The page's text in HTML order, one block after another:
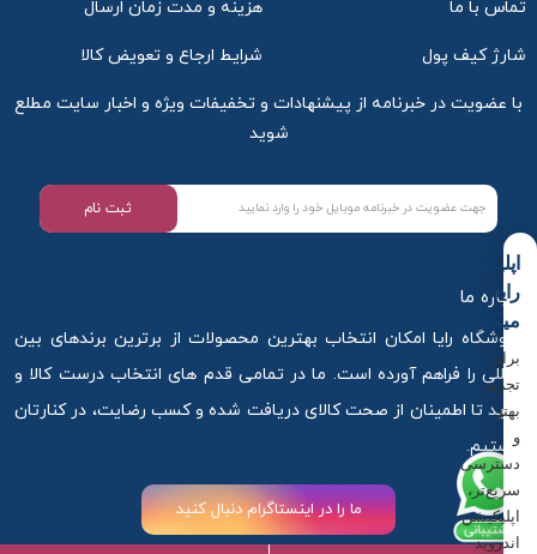
تماس با ما هزینه و مدت زمان ارسال
شارژ کیف پول شرایط ارجاع و تعویض کالا
با عضویت در خبرنامه از پیشنهادات و تخفیفات ویژه و اخبار سایت مطلع
شوید
ثبت نام
درباره ما
فروشگاه رایا امکان انتخاب بهترین محصولات از برترین برندهای بین
المللی را فراهم آورده است. ما در تمامی قدم های انتخاب درست کالا و
خرید تا اطمینان از صحت کالای دریافت شده و کسب رضایت، در کنارتان
هستیم.
ما را در اینستاگرام دنبال کنید
اپلیکیشن
رایا
میکاپ
برای
تجربه
بهتر
و
دسترسی
سریع‌تر،
اپلیکیشن
اندروید